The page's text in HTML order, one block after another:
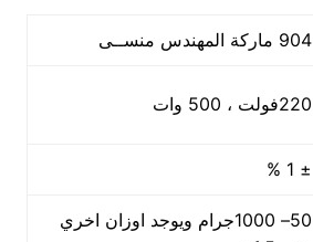
904 ماركة المهندس منســى
220فولت ، 500 وات
± 1 %
50– 1000جرام ويوجد اوزان اخري